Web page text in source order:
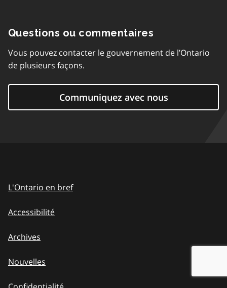
Questions ou commentaires
Vous pouvez contacter le gouvernement de l’Ontario
de plusieurs façons.
Communiquez avec nous
L'Ontario en bref
Accessibilité
Archives
Nouvelles